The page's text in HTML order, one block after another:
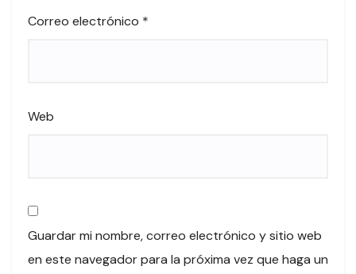
Correo electrónico *
Web
Guardar mi nombre, correo electrónico y sitio web
en este navegador para la próxima vez que haga un